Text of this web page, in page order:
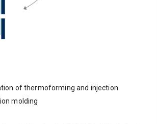
of thermoforming and injection
molding